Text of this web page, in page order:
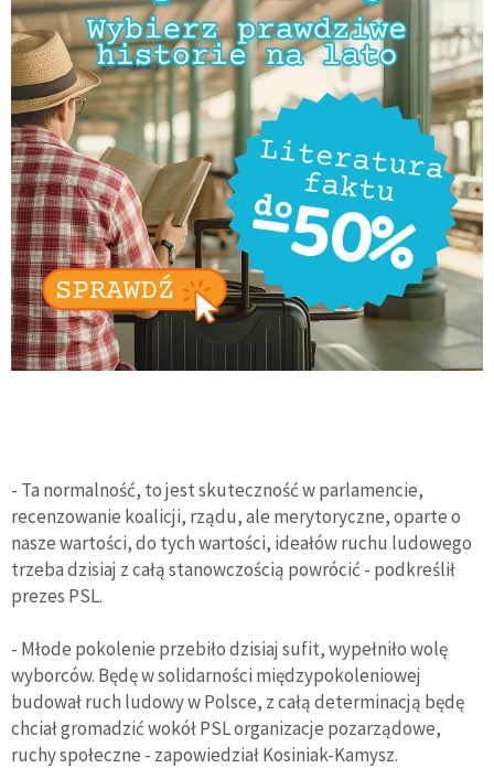
- Ta normalność, to jest skuteczność w parlamencie,
recenzowanie koalicji, rządu, ale merytoryczne, oparte o
nasze wartości, do tych wartości, ideałów ruchu ludowego
trzeba dzisiaj z całą stanowczością powrócić - podkreślił
prezes PSL.
- Młode pokolenie przebiło dzisiaj sufit, wypełniło wolę
wyborców. Będę w solidarności międzypokoleniowej
budował ruch ludowy w Polsce, z całą determinacją będę
chciał gromadzić wokół PSL organizacje pozarządowe,
ruchy społeczne - zapowiedział Kosiniak-Kamysz.